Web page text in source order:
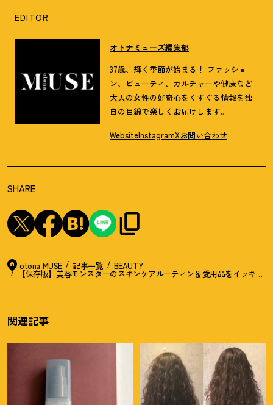
EDITOR
オトナミューズ編集部
37歳、輝く季節が始まる！ ファッショ
ン、ビューティ、カルチャーや健康など
大人の女性の好奇心をくすぐる情報を独
自の目線で楽しくお届けします。
WebsiteInstagramXお問い合わせ
SHARE
otona MUSE 記事一覧 BEAUTY
【保存版】美容モンスターのスキンケアルーティン＆愛用品をイッキ見
関連記事